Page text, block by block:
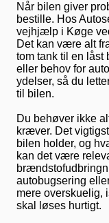
Når bilen giver
bestille. Hos
vejhjælp i Køge
Det kan være alt
tom tank til en låst
eller behov for
ydelser, så du
til bilen.
Du behøver ikke
kræver. Det
bilen holder, og
kan det være
autobugsering
mere overskuelig,
skal løses hurtigt.